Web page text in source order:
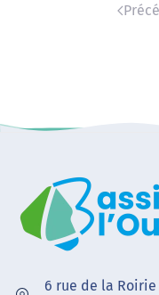
6 rue de la Roirie